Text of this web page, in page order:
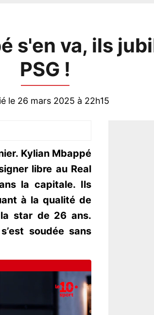
s'en va, ils
PSG !
le 26 mars 2025 à 22h15
Kylian Mbappé
libre au Real
la capitale. Ils
à la qualité de
star de 26 ans.
soudée sans